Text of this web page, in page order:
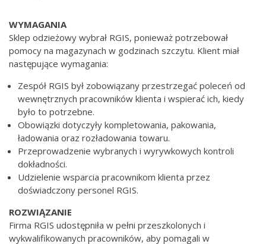
WYMAGANIA
Sklep odzieżowy wybrał RGIS, ponieważ potrzebował
pomocy na magazynach w godzinach szczytu. Klient miał
następujące wymagania:
Zespół RGIS był zobowiązany przestrzegać poleceń od
wewnętrznych pracowników klienta i wspierać ich, kiedy
było to potrzebne.
Obowiązki dotyczyły kompletowania, pakowania,
ładowania oraz rozładowania towaru.
Przeprowadzenie wybranych i wyrywkowych kontroli
dokładności.
Udzielenie wsparcia pracownikom klienta przez
doświadczony personel RGIS.
ROZWIĄZANIE
Firma RGIS udostępniła w pełni przeszkolonych i
wykwalifikowanych pracowników, aby pomagali w